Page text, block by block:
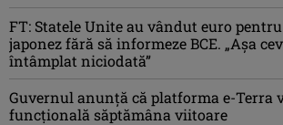
FT: Statele Unite au vândut euro
japonez fără să informeze BCE. „Așa
întâmplat niciodată”
Guvernul anunță că platforma e-Terra
funcţională săptămâna viitoare